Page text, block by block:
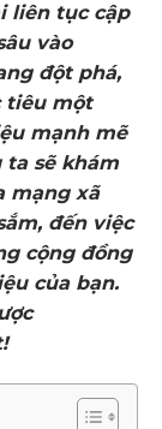
liên tục cập
vào
đột phá,
tiêu một
mạnh mẽ
ta sẽ khám
mạng xã
đến việc
cộng đồng
của bạn.